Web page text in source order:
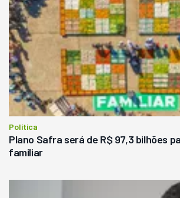
Política
Plano Safra será de R$ 97,3 bilhões
familiar